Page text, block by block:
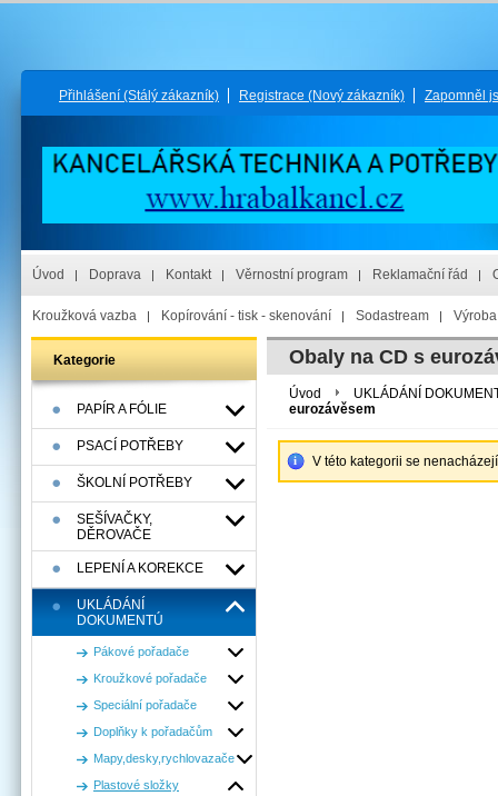
Přihlášení (Stálý zákazník) Registrace (Nový zákazník) Zapomněl
Úvod Doprava Kontakt Věrnostní program Reklamační řád
Kroužková vazba Kopírování - tisk - skenování Sodastream
Kategorie
PAPÍR A FÓLIE
PSACÍ POTŘEBY
ŠKOLNÍ POTŘEBY
SEŠÍVAČKY,
DĚROVAČE
LEPENÍ A KOREKCE
UKLÁDÁNÍ
DOKUMENTÚ
Pákové pořadače
Kroužkové pořadače
Speciální pořadače
Doplňky k pořadačům
Mapy,desky,rychlovazače
Plastové složky
Obaly na CD s
Úvod
UKLÁDÁNÍ
eurozávěsem
V této kategorii se